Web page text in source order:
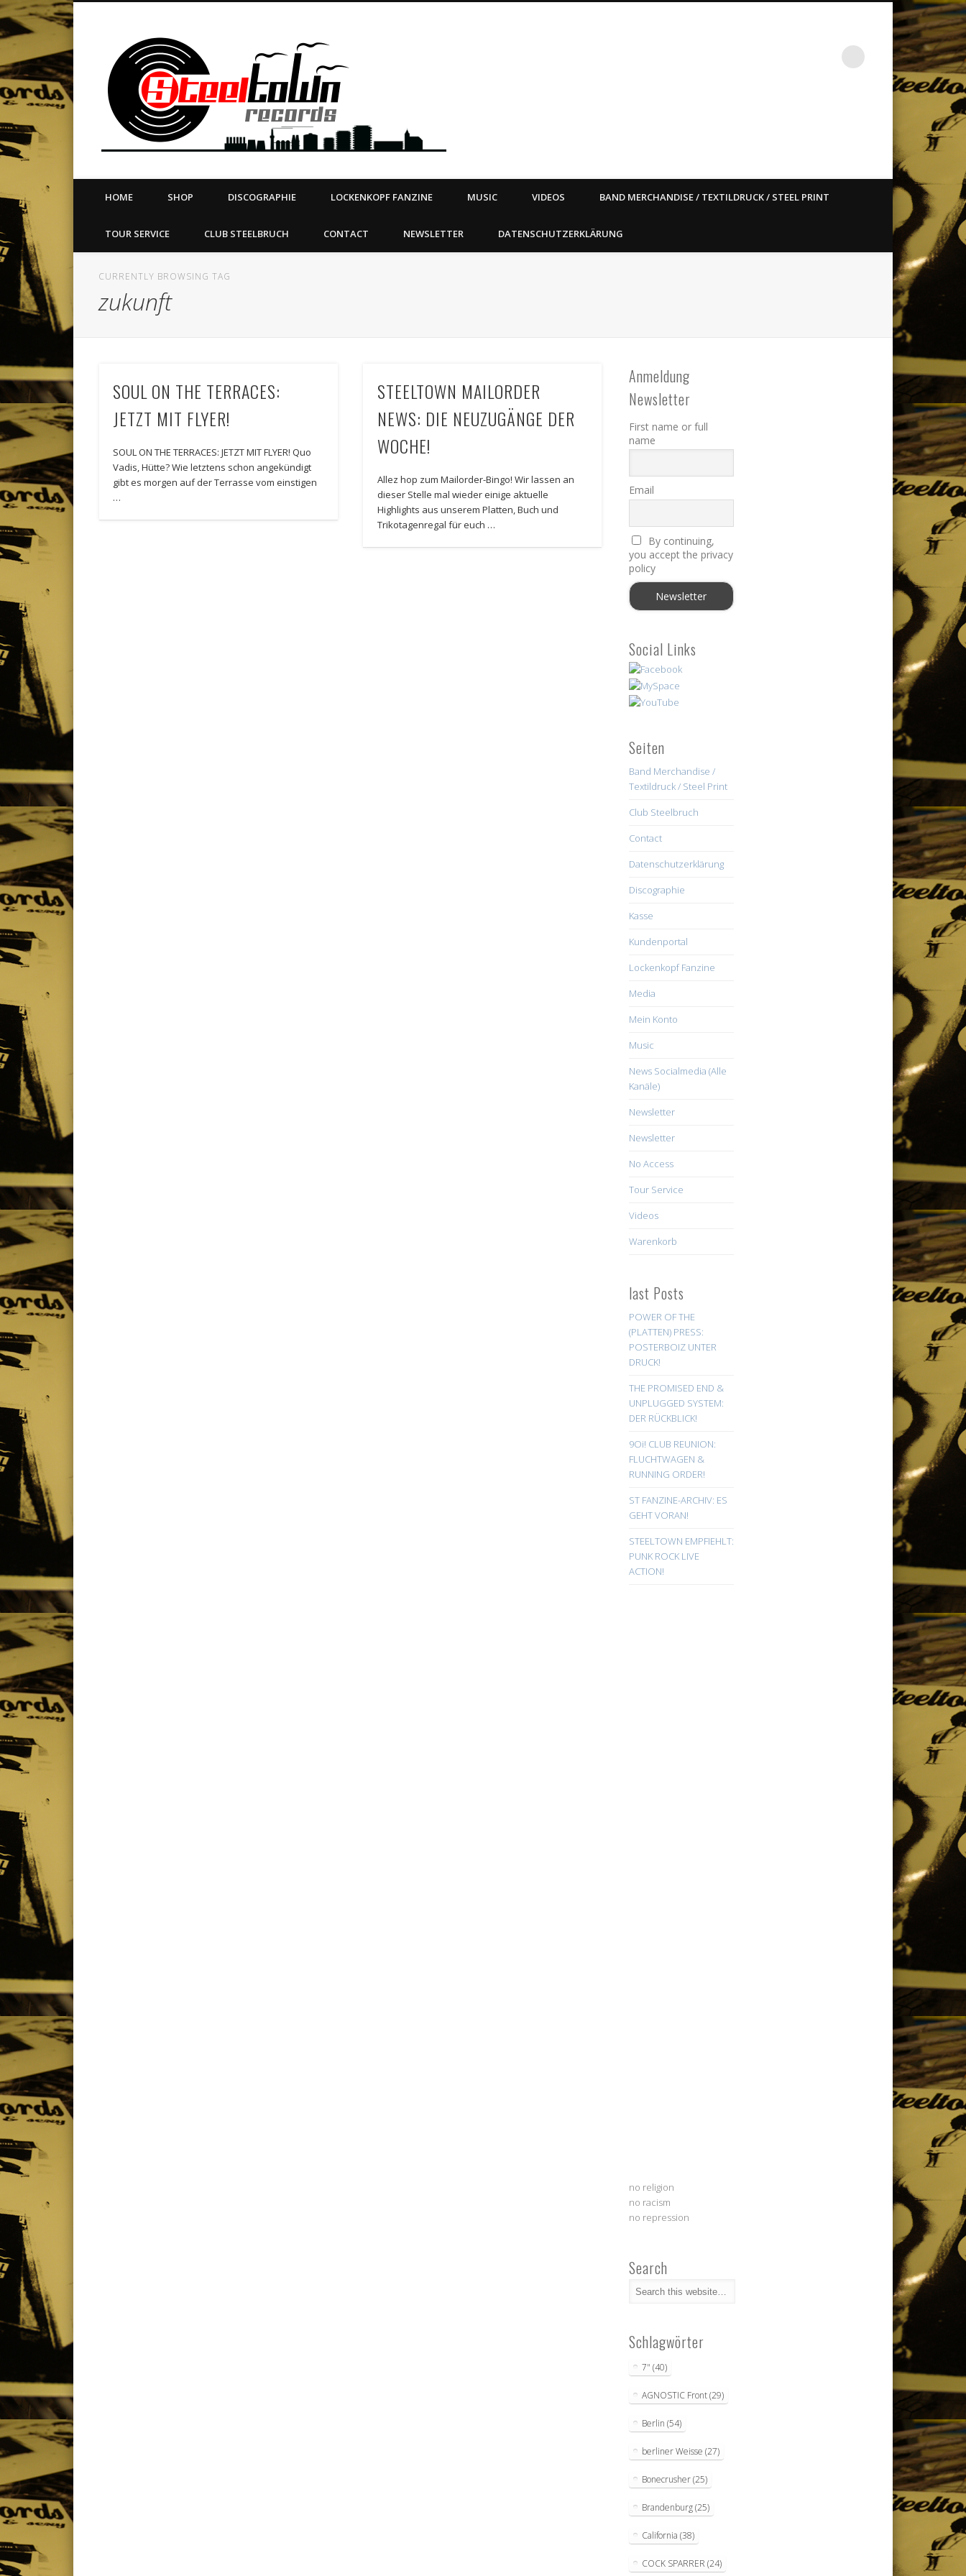
Steeltown Records – East ain`t dead so straight
LABEL | MERCH | PRINT | DIY | FANZINE | TOURSERVICE | BOOKING
VimeoDribble LinkedIn
HOME SHOP DISCOGRAPHIE LOCKENKOPF FANZINE MUSIC VIDEOS BAND MERCHANDISE / TEXTILDRUCK / STEEL PRINT
TOUR SERVICE CLUB STEELBRUCH CONTACT NEWSLETTER DATENSCHUTZERKLÄRUNG
CURRENTLY BROWSING TAG
zukunft
SOUL ON THE TERRACES:
JETZT MIT FLYER!
SOUL ON THE TERRACES: JETZT MIT FLYER! Quo
Vadis, Hütte? Wie letztens schon angekündigt
gibt es morgen auf der Terrasse vom einstigen
…
STEELTOWN MAILORDER
NEWS: DIE NEUZUGÄNGE DER
WOCHE!
Allez hop zum Mailorder-Bingo! Wir lassen an
dieser Stelle mal wieder einige aktuelle
Highlights aus unserem Platten, Buch und
Trikotagenregal für euch …
Anmeldung
Newsletter
First name or full
name
Email
By continuing,
you accept the privacy
policy
Social Links
Seiten
Band Merchandise /
Textildruck / Steel Print
Club Steelbruch
Contact
Datenschutzerklärung
Discographie
Kasse
Kundenportal
Lockenkopf Fanzine
Media
Mein Konto
Music
News Socialmedia (Alle
Kanäle)
Newsletter
Newsletter
No Access
Tour Service
Videos
Warenkorb
last Posts
POWER OF THE
(PLATTEN) PRESS:
POSTERBOIZ UNTER
DRUCK!
THE PROMISED END &
UNPLUGGED SYSTEM:
DER RÜCKBLICK!
9Oi! CLUB REUNION:
FLUCHTWAGEN &
RUNNING ORDER!
ST FANZINE-ARCHIV: ES
GEHT VORAN!
STEELTOWN EMPFIEHLT:
PUNK ROCK LIVE
ACTION!
no religion
no racism
no repression
Search
Schlagwörter
7" (40)
AGNOSTIC Front(29)
Berlin (54)
berliner Weisse (27)
Bonecrusher(25)
Brandenburg(25)
California (38)
COCK SPARRER (24)